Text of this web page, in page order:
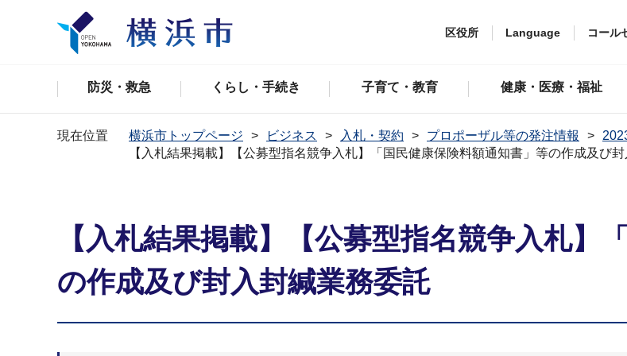
区役所 Language コール
防災・救急 くらし・手続き 子育て・教育 健康・医療・福祉
現在位置 横浜市トップページ ビジネス 入札・契約 プロポーザル等の発注情報
【入札結果掲載】【公募型指名競争入札】「国民健康保険料額通知書」等の作成及び
【入札結果掲載】【公募型指名競争入札】
の作成及び封入封緘業務委託